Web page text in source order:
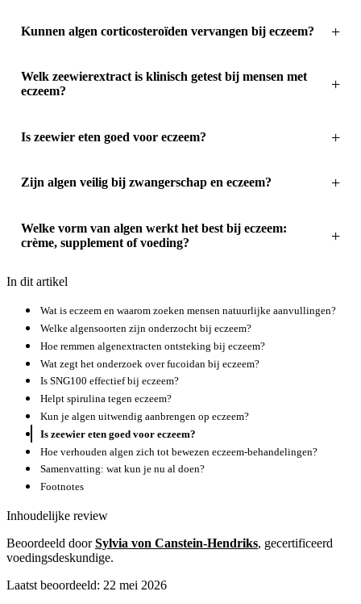
Kunnen algen corticosteroïden vervangen bij eczeem?
Welk zeewierextract is klinisch getest bij mensen met
eczeem?
Is zeewier eten goed voor eczeem?
Zijn algen veilig bij zwangerschap en eczeem?
Welke vorm van algen werkt het best bij eczeem:
crème, supplement of voeding?
In dit artikel
Wat is eczeem en waarom zoeken mensen natuurlijke aanvullingen?
Welke algensoorten zijn onderzocht bij eczeem?
Hoe remmen algenextracten ontsteking bij eczeem?
Wat zegt het onderzoek over fucoidan bij eczeem?
Is SNG100 effectief bij eczeem?
Helpt spirulina tegen eczeem?
Kun je algen uitwendig aanbrengen op eczeem?
Is zeewier eten goed voor eczeem?
Hoe verhouden algen zich tot bewezen eczeem-behandelingen?
Samenvatting: wat kun je nu al doen?
Footnotes
Inhoudelijke review
Beoordeeld doorSylvia von Canstein-Hendriks, gecertificeerd
voedingsdeskundige.
Laatst beoordeeld: 22 mei 2026